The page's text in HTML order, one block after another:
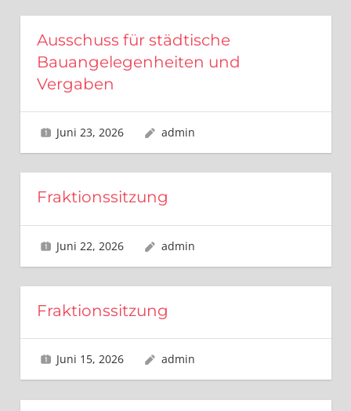
Ausschuss für städtische
Bauangelegenheiten und
Vergaben
Juni 23, 2026 admin
Fraktionssitzung
Juni 22, 2026 admin
Fraktionssitzung
Juni 15, 2026 admin